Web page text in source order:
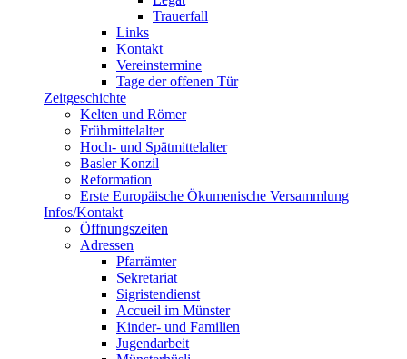
Trauerfall
Links
Kontakt
Vereinstermine
Tage der offenen Tür
Zeitgeschichte
Kelten und Römer
Frühmittelalter
Hoch- und Spätmittelalter
Basler Konzil
Reformation
Erste Europäische Ökumenische Versammlung
Infos/Kontakt
Öffnungszeiten
Adressen
Pfarrämter
Sekretariat
Sigristendienst
Accueil im Münster
Kinder- und Familien
Jugendarbeit